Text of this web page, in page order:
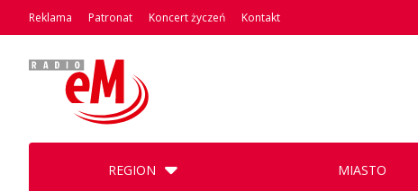
Reklama Patronat Koncert życzeń Kontakt
REGION MIASTO